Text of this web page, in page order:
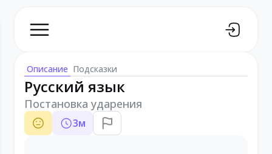
Описание Подсказки
Русский язык
Постановка ударения
3м